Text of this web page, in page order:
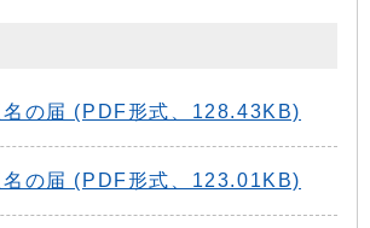
名の届 (PDF形式、128.43KB)
名の届 (PDF形式、123.01KB)